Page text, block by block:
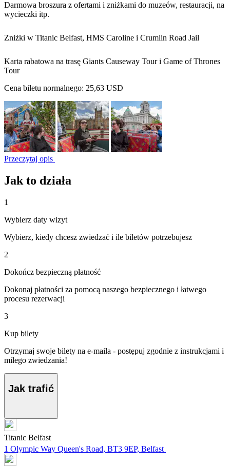
Darmowa broszura z ofertami i zniżkami do muzeów, restauracji, na
wycieczki itp.
Zniżki w Titanic Belfast, HMS Caroline i Crumlin Road Jail
Karta rabatowa na trasę Giants Causeway Tour i Game of Thrones
Tour
Cena biletu normalnego: 25,63 USD
Przeczytaj opis
Jak to działa
1
Wybierz daty wizyt
Wybierz, kiedy chcesz zwiedzać i ile biletów potrzebujesz
2
Dokończ bezpieczną płatność
Dokonaj płatności za pomocą naszego bezpiecznego i łatwego
procesu rezerwacji
3
Kup bilety
Otrzymaj swoje bilety na e-maila - postępuj zgodnie z instrukcjami i
miłego zwiedzania!
Jak trafić
Titanic Belfast
1 Olympic Way Queen's Road, BT3 9EP, Belfast